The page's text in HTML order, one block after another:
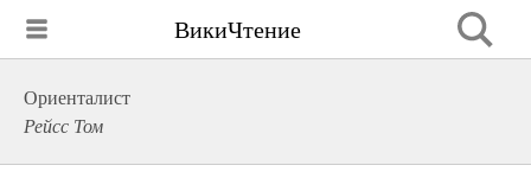
ВикиЧтение
Ориенталист
Рейсс Том